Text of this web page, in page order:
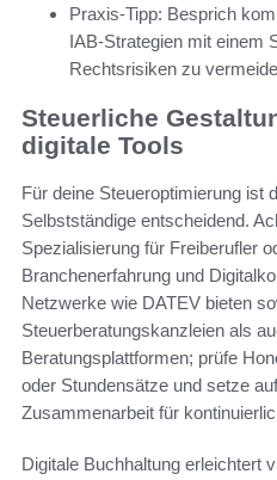
Praxis-Tipp: Besprich
IAB-Strategien mit einem
Rechtsrisiken zu
Steuerliche
digitale Tools
Für deine Steueroptimierung ist
Selbstständige entscheidend.
Spezialisierung für Freiberufler
Branchenerfahrung und
Netzwerke wie DATEV bieten
Steuerberatungskanzleien als
Beratungsplattformen; prüfe
oder Stundensätze und setze
Zusammenarbeit für
Digitale Buchhaltung erleichtert